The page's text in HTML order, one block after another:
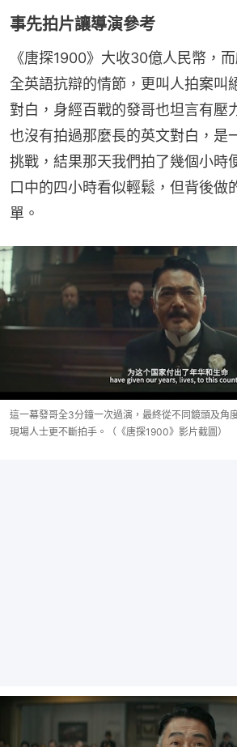
事先拍片讓導演參考
《唐探1900》大收30億人民幣，
全英語抗辯的情節，更叫人拍案叫
對白，身經百戰的發哥也坦言有壓
也沒有拍過那麼長的英文對白，是
挑戰，結果那天我們拍了幾個小時
口中的四小時看似輕鬆，但背後做
單。
這一幕發哥全3分鐘一次過演，最終從不同鏡頭及角
現場人士更不斷拍手。（《唐探1900》影片截圖）